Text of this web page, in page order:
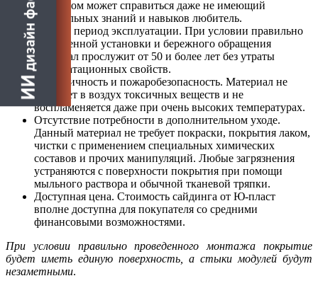
монтажом может справиться даже не имеющий
специальных знаний и навыков любитель.
Долгий период эксплуатации. При условии правильно
проведенной установки и бережного обращения
материал прослужит от 50 и более лет без утраты
эксплуатационных свойств.
Экологичность и пожаробезопасность. Материал не
испаряет в воздух токсичных веществ и не
воспламеняется даже при очень высоких температурах.
Отсутствие потребности в дополнительном уходе.
Данный материал не требует покраски, покрытия лаком,
чистки с применением специальных химических
составов и прочих манипуляций. Любые загрязнения
устраняются с поверхности покрытия при помощи
мыльного раствора и обычной тканевой тряпки.
Доступная цена. Стоимость сайдинга от Ю-пласт
вполне доступна для покупателя со средними
финансовыми возможностями.
При условии правильно проведенного монтажа покрытие
будет иметь единую поверхность, а стыки модулей будут
незаметными.